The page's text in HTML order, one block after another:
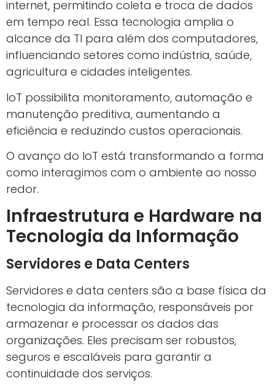
internet, permitindo coleta e troca de dados
em tempo real. Essa tecnologia amplia o
alcance da TI para além dos computadores,
influenciando setores como indústria, saúde,
agricultura e cidades inteligentes.
IoT possibilita monitoramento, automação e
manutenção preditiva, aumentando a
eficiência e reduzindo custos operacionais.
O avanço do IoT está transformando a forma
como interagimos com o ambiente ao nosso
redor.
Infraestrutura e Hardware na
Tecnologia da Informação
Servidores e Data Centers
Servidores e data centers são a base física da
tecnologia da informação, responsáveis por
armazenar e processar os dados das
organizações. Eles precisam ser robustos,
seguros e escaláveis para garantir a
continuidade dos serviços.